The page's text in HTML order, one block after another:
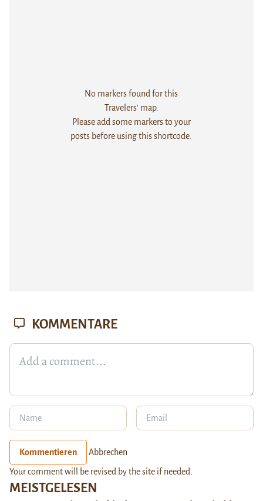
No markers found for this
Travelers' map.
Please add some markers to your
posts before using this shortcode.
MEISTGELESEN
KOMMENTARE
Kommentieren Abbrechen
Your comment will be revised by the site if needed.